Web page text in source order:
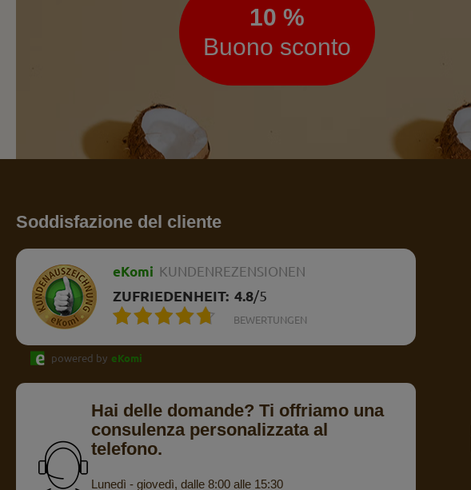
10 %
Buono sconto
Soddisfazione del cliente
eKomi KUNDENREZENSIONEN
ZUFRIEDENHEIT: 4.8/5
BEWERTUNGEN
powered by eKomi
Hai delle domande? Ti offriamo una
consulenza personalizzata al
telefono.
Lunedì - giovedì, dalle 8:00 alle 15:30